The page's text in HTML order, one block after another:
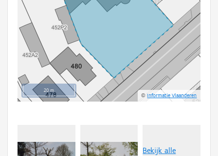
20 m
©Informatie Vlaanderen
Bekijk alle